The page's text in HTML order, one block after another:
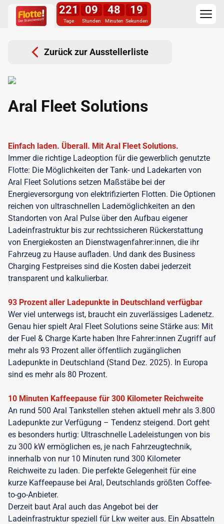
221
Tage
09
Stunden
48
Minuten
18
Sekunden
Zurück zur Ausstellerliste
Aral Fleet Solutions
Einfach laden. Überall. Mit Aral Fleet Solutions.
Immer die richtige Ladeoption für die gewerblich genutzte
Flotte: Die Möglichkeiten der Tank- und Ladekarten von
Aral Fleet Solutions setzen Maßstäbe bei der
Energieversorgung von elektrifizierten Flotten. Die Optionen
reichen von ultraschnellen Lademöglichkeiten an den
Standorten von Aral Pulse über den Aufbau eigener
Ladeinfrastruktur bis zur rechtssicheren Rückerstattung
von Energiekosten an Dienstwagenfahrer:innen, die ihr
Fahrzeug zu Hause aufladen. Und dank des Business
Charging Festpreises sind die Kosten dabei jederzeit
transparent und kalkulierbar.
93 Prozent aller Ladepunkte in Deutschland verfügbar
Wer viel unterwegs ist, braucht ein zuverlässiges Ladenetz.
Genau hier spielt Aral Fleet Solutions seine Stärke aus: Mit
der Fuel & Charge Karte haben Ihre Fahrer:innen Zugriff auf
mehr als 93 Prozent aller öffentlich zugänglichen
Ladepunkte in Deutschland (Stand Dez. 2025). In Europa
sind es mehr als 80 Prozent.
10 Minuten Kaffeepause für 300 Kilometer Reichweite
An rund 500 Aral Tankstellen stehen aktuell mehr als 3.800
Ladepunkte zur Verfügung – Tendenz steigend. Dort geht
es besonders hurtig: Ultraschnelle Ladeleistungen von bis
zu 300 kW ermöglichen es, je nach Fahrzeugtechnik,
innerhalb von nur 10 Minuten rund 300 Kilometer
Reichweite zu laden. Die perfekte Gelegenheit für eine
kurze Kaffeepause bei Aral, Deutschlands größten Coffee-
to-go-Anbieter.
Derzeit baut Aral auch das Angebot bei der
Ladeinfrastruktur speziell für Lkw weiter aus. Ein Absatteln